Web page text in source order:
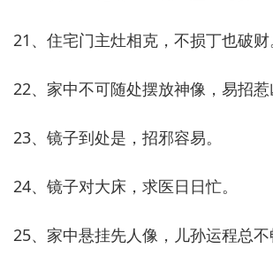
21、住宅门主灶相克，不损丁也破财
22、家中不可随处摆放神像，易招惹
23、镜子到处是，招邪容易。
24、镜子对大床，求医日日忙。
25、家中悬挂先人像，儿孙运程总不